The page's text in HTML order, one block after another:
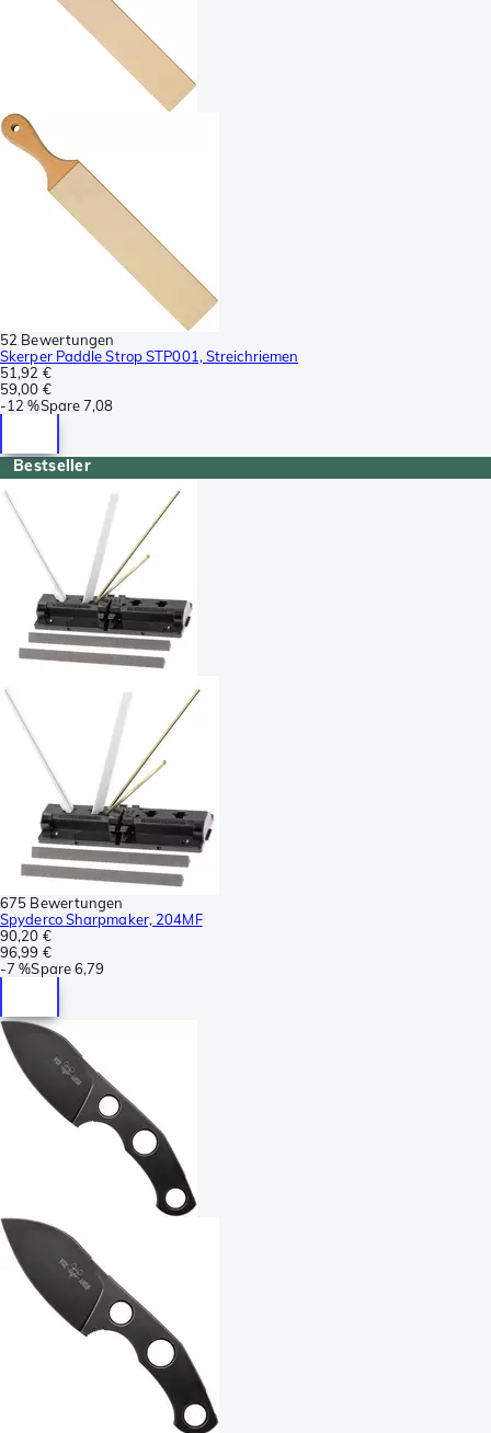
52 Bewertungen
Skerper Paddle Strop STP001, Streichriemen
51,92 €
59,00 €
-12 %Spare7,08
Bestseller
675 Bewertungen
Spyderco Sharpmaker, 204MF
90,20 €
96,99 €
-7 %Spare6,79